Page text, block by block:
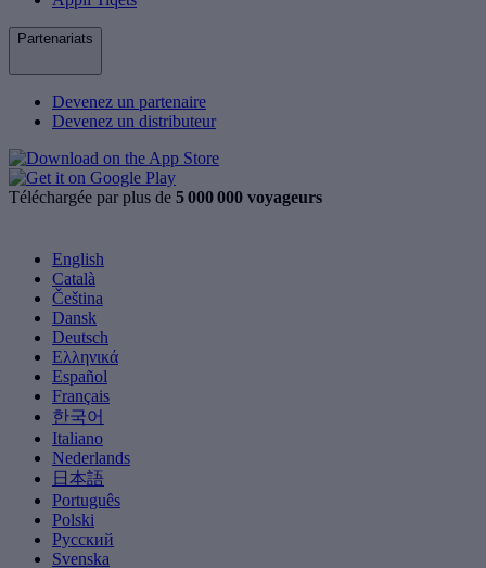
Partenariats
Devenez un partenaire
Devenez un distributeur
Téléchargée par plus de 5 000 000 voyageurs
English
Català
Čeština
Dansk
Deutsch
Ελληνικά
Español
Français
한국어
Italiano
Nederlands
日本語
Português
Polski
Русский
Svenska